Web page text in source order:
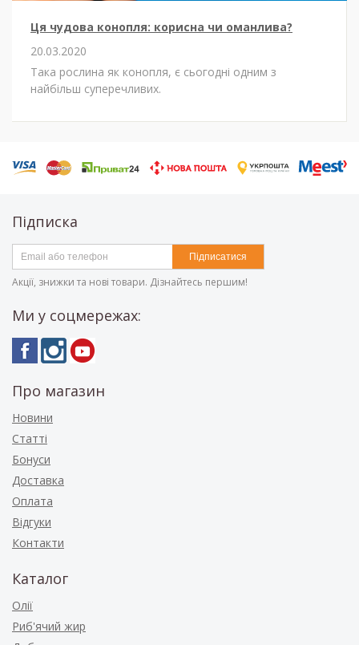
Ця чудова конопля: корисна чи оманлива?
20.03.2020
Така рослина як конопля, є сьогодні одним з
найбільш суперечливих.
Підписка
Підписатися
Акції, знижки та нові товари. Дізнайтесь першим!
Ми у соцмережах:
Про магазин
Новини
Статті
Бонуси
Доставка
Оплата
Відгуки
Контакти
Каталог
Олії
Риб'ячий жир